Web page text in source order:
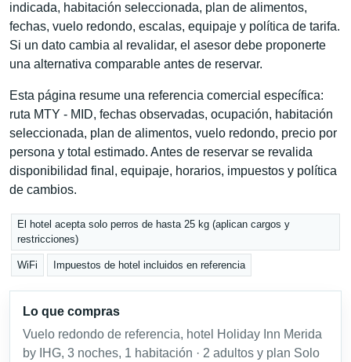
indicada, habitación seleccionada, plan de alimentos,
fechas, vuelo redondo, escalas, equipaje y política de tarifa.
Si un dato cambia al revalidar, el asesor debe proponerte
una alternativa comparable antes de reservar.
Esta página resume una referencia comercial específica:
ruta MTY - MID, fechas observadas, ocupación, habitación
seleccionada, plan de alimentos, vuelo redondo, precio por
persona y total estimado. Antes de reservar se revalida
disponibilidad final, equipaje, horarios, impuestos y política
de cambios.
El hotel acepta solo perros de hasta 25 kg (aplican cargos y
restricciones)
WiFi Impuestos de hotel incluidos en referencia
Lo que compras
Vuelo redondo de referencia, hotel Holiday Inn Merida
by IHG, 3 noches, 1 habitación · 2 adultos y plan Solo